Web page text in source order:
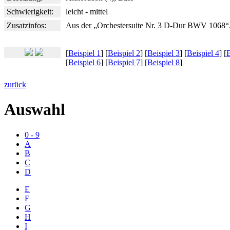
Schwierigkeit:
leicht - mittel
Zusatzinfos:
Aus der „Orchestersuite Nr. 3 D-Dur BWV 1068“.
[Beispiel 1] [Beispiel 2] [Beispiel 3] [Beispiel 4] [
[Beispiel 6] [Beispiel 7] [Beispiel 8]
zurück
Auswahl
0 - 9
A
B
C
D
E
F
G
H
I